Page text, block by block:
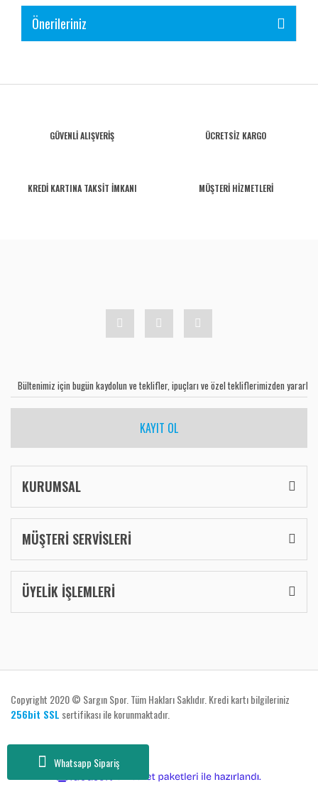
Whatsapp Sipariş
Önerileriniz
GÜVENLİ ALIŞVERİŞ ÜCRETSİZ KARGO
KREDİ KARTINA TAKSİT İMKANI MÜŞTERİ HİZMETLERİ
KAYIT OL
KURUMSAL
MÜŞTERİ SERVİSLERİ
ÜYELİK İŞLEMLERİ
Copyright 2020 © Sargın Spor. Tüm Hakları Saklıdır. Kredi kartı bilgileriniz
256bit SSL sertifikası ile korunmaktadır.
e-